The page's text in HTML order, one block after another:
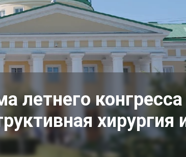
летнего конгресса
хирургия